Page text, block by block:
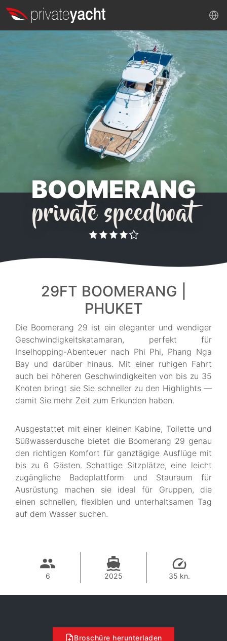
BOOMERANG
private speedboat
29FT BOOMERANG |
PHUKET
Die Boomerang 29 ist ein eleganter und wendiger
Geschwindigkeitskatamaran, perfekt für
Inselhopping-Abenteuer nach Phi Phi, Phang Nga
Bay und darüber hinaus. Mit einer ruhigen Fahrt
auch bei höheren Geschwindigkeiten von bis zu 35
Knoten bringt sie Sie schneller zu den Highlights —
damit Sie mehr Zeit zum Erkunden haben.
Ausgestattet mit einer kleinen Kabine, Toilette und
Süßwasserdusche bietet die Boomerang 29 genau
den richtigen Komfort für ganztägige Ausflüge mit
bis zu 6 Gästen. Schattige Sitzplätze, eine leicht
zugängliche Badeplattform und Stauraum für
Ausrüstung machen sie ideal für Gruppen, die
einen schnellen, flexiblen und unterhaltsamen Tag
auf dem Wasser suchen.
6 2025 35 kn.
Broschüre herunterladen